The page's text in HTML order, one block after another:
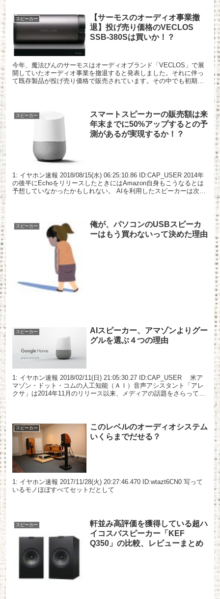
スピーカー
【サーモスのオーディオ事業撤
退】投げ売り価格のVECLOS
SSB-380Sは買いか！？
今年、魔法びんのサーモスはオーディオブランド「VECLOS」で展
開していたオーディオ事業を撤退すると発表しました。それに伴っ
て既存製品が投げ売り価格で販売されています。その中でも初期価
スピーカー
スマートスピーカーの販売額は来
年末までに50%アップするとの予
測があるが実現するか！？
1: イヤホン速報 2018/08/15(水) 06:25:10.86 ID:CAP_USER 2014年
の後半にEchoをリリースしたときにはAmazon自身もこうなるとは
予想していなかったかもしれない。 AIを利用したスピーカーは次世
スピーカー
俺が、パソコンのUSBスピーカ
ーはもう買わないって決めた理由
スピーカー
AIスピーカー、アマゾンよりグー
グルを選ぶ４つの理由
1: イヤホン速報 2018/02/11(日) 21:05:30.27 ID:CAP_USER 米ア
マゾン・ドット・コムの人工知能（ＡＩ）音声アシスタント「アレ
クサ」は2014年11月のリリース以来、メディアの話題をさらってき
スピーカー
このレベルのオーディオシステム
いくらまでだせる？
1: イヤホン速報 2017/11/28(火) 20:27:46.470 ID:wtazt6CN0 写って
いるモノほぼすべてセットだとして
スピーカー
軒並み高評価を獲得している超ハ
イコスパスピーカー「KEF
Q350」の比較、レビューまとめ